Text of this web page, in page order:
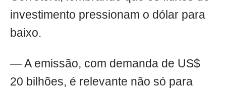
investimento pressionam o dólar para
baixo.
— A emissão, com demanda de US$
20 bilhões, é relevante não só para